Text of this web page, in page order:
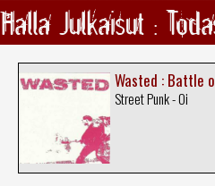
Halla Julkaisut :
Wasted : Battle
Street Punk - Oi